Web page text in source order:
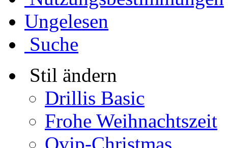
Ungelesen
Suche
Stil ändern
Drillis Basic
Frohe Weihnachtszeit
Qvip-Christmas